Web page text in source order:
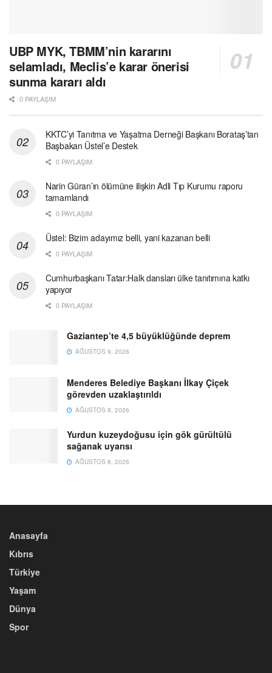
UBP MYK, TBMM’nin kararını
selamladı, Meclis’e karar önerisi
sunma kararı aldı
0 PAYLAŞIM
KKTC’yi Tanıtma ve Yaşatma Derneği Başkanı Borataş’tan
Başbakan Üstel’e Destek
0 PAYLAŞIM
Narin Güran’ın ölümüne ilişkin Adli Tıp Kurumu raporu
tamamlandı
0 PAYLAŞIM
Üstel: Bizim adayımız belli, yani kazanan belli
0 PAYLAŞIM
Cumhurbaşkanı Tatar:Halk dansları ülke tanıtımına katkı
yapıyor
0 PAYLAŞIM
Gaziantep’te 4,5 büyüklüğünde deprem
AĞUSTOS 9, 2026
Menderes Belediye Başkanı İlkay Çiçek
görevden uzaklaştırıldı
AĞUSTOS 8, 2026
Yurdun kuzeydoğusu için gök gürültülü
sağanak uyarısı
AĞUSTOS 8, 2026
Anasayfa
Kıbrıs
Türkiye
Yaşam
Dünya
Spor